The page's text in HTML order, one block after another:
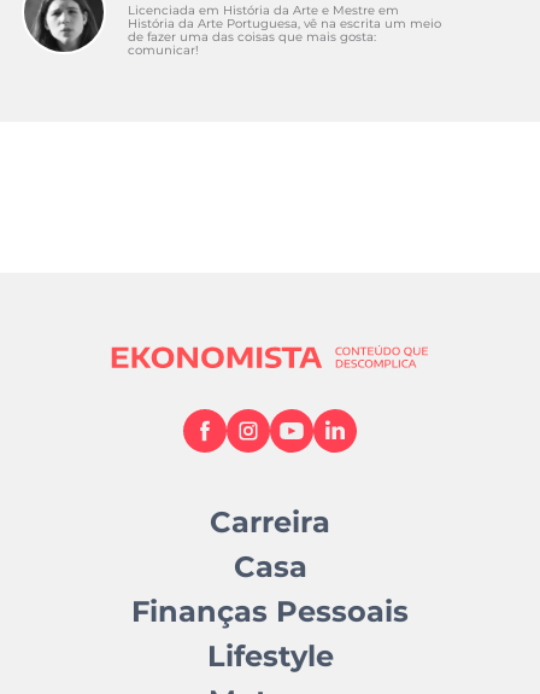
Licenciada em História da Arte e Mestre em
História da Arte Portuguesa, vê na escrita um meio
de fazer uma das coisas que mais gosta:
comunicar!
Carreira
Casa
Finanças Pessoais
Lifestyle